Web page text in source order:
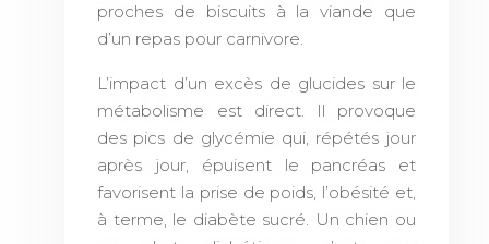
proches de biscuits à la viande que
d’un repas pour carnivore.
L’impact d’un excès de glucides sur le
métabolisme est direct. Il provoque
des pics de glycémie qui, répétés jour
après jour, épuisent le pancréas et
favorisent la prise de poids, l’obésité et,
à terme, le diabète sucré. Un chien ou